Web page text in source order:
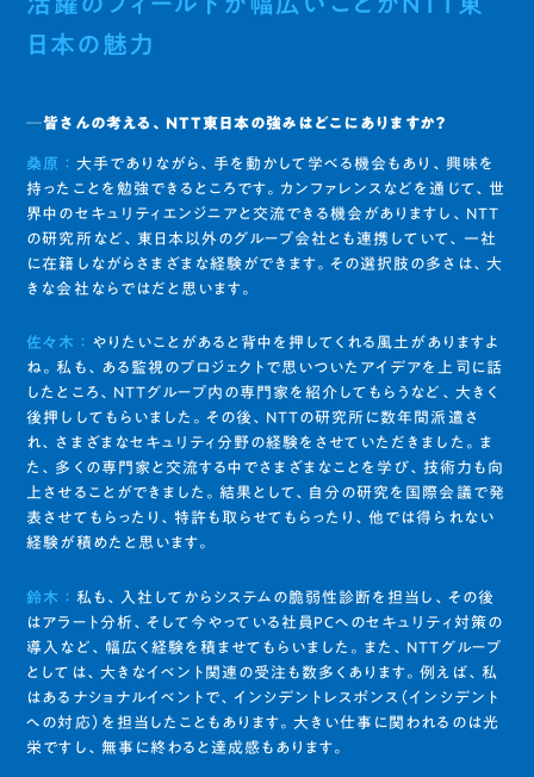
日本の魅力
─皆さんの考える、NTT東日本の強みはどこにありますか？
桑原 ： 大手でありながら、手を動かして学べる機会もあり、興味を
持ったことを勉強できるところです。カンファレンスなどを通じて、世
界中のセキュリティエンジニアと交流できる機会がありますし、NTT
の研究所など、東日本以外のグループ会社とも連携していて、一社
に在籍しながらさまざまな経験ができます。その選択肢の多さは、大
きな会社ならではだと思います。
佐々木 ： やりたいことがあると背中を押してくれる風土がありますよ
ね。私も、ある監視のプロジェクトで思いついたアイデアを上司に話
したところ、NTTグループ内の専門家を紹介してもらうなど、大きく
後押ししてもらいました。その後、NTTの研究所に数年間派遣さ
れ、さまざまなセキュリティ分野の経験をさせていただきました。ま
た、多くの専門家と交流する中でさまざまなことを学び、技術力も向
上させることができました。結果として、自分の研究を国際会議で発
表させてもらったり、特許も取らせてもらったり、他では得られない
経験が積めたと思います。
鈴木 ： 私も、入社してからシステムの脆弱性診断を担当し、その後
はアラート分析、そして今やっている社員PCへのセキュリティ対策の
導入など、幅広く経験を積ませてもらいました。また、NTTグループ
としては、大きなイベント関連の受注も数多くあります。例えば、私
はあるナショナルイベントで、インシデントレスポンス（インシデント
への対応）を担当したこともあります。大きい仕事に関われるのは光
栄ですし、無事に終わると達成感もあります。